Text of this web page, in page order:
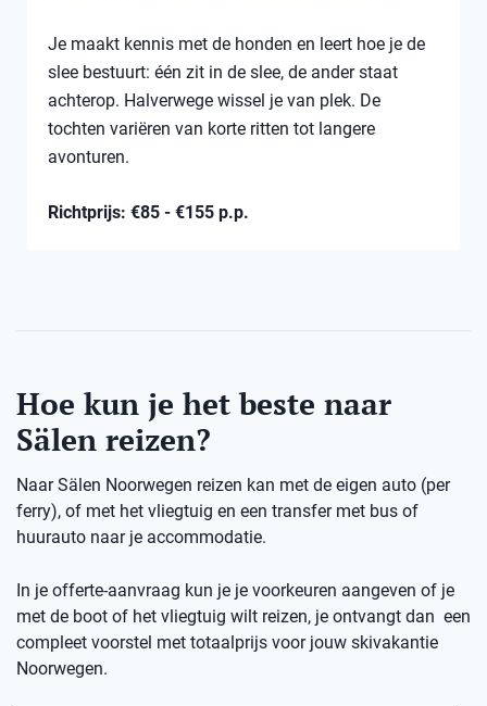
Je maakt kennis met de honden en leert hoe je de
slee bestuurt: één zit in de slee, de ander staat
achterop. Halverwege wissel je van plek. De
tochten variëren van korte ritten tot langere
avonturen.
Richtprijs: €85 - €155 p.p.
Hoe kun je het beste naar
Sälen reizen?
Naar Sälen Noorwegen reizen kan met de eigen auto (per
ferry), of met het vliegtuig en een transfer met bus of
huurauto naar je accommodatie.
In je offerte-aanvraag kun je je voorkeuren aangeven of je
met de boot of het vliegtuig wilt reizen, je ontvangt dan een
compleet voorstel met totaalprijs voor jouw skivakantie
Noorwegen.